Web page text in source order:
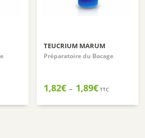
:
TEUCRIUM MARUM
Préparatoire du Bocage
1,82€ – 1,89€Plage
prix :
TTC